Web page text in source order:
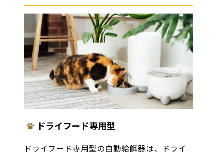
ドライフード専用型
ドライフード専用型の自動給餌器は、ドライ